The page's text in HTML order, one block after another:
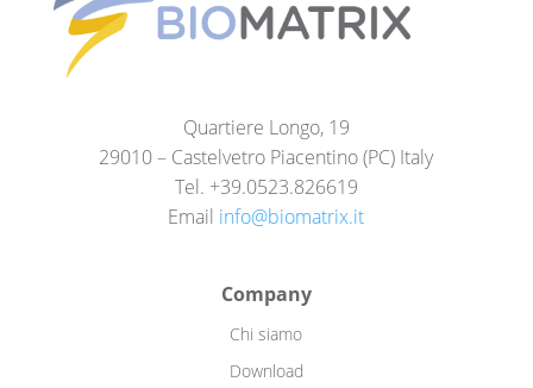
Quartiere Longo, 19
29010 – Castelvetro Piacentino (PC) Italy
Tel. +39.0523.826619
Email info@biomatrix.it
Company
Chi siamo
Download